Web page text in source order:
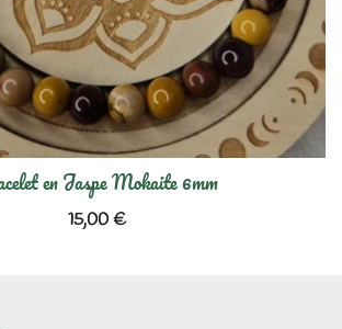
en Jaspe Mokaite 6mm
15,00€